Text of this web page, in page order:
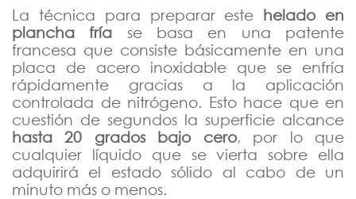
2018
La técnica para preparar este helado en
plancha fría se basa en una patente
francesa que consiste básicamente en una
placa de acero inoxidable que se enfría
rápidamente gracias a la aplicación
controlada de nitrógeno. Esto hace que en
cuestión de segundos la superficie alcance
hasta 20 grados bajo cero, por lo que
cualquier líquido que se vierta sobre ella
adquirirá el estado sólido al cabo de un
minuto más o menos.